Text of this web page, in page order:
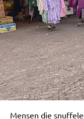
Mensen die